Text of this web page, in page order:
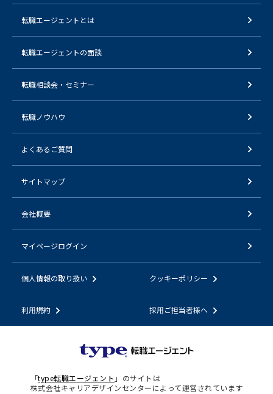
転職エージェントとは
転職エージェントの面談
転職相談会・セミナー
転職ノウハウ
よくあるご質問
サイトマップ
会社概要
マイページログイン
個人情報の取り扱い クッキーポリシー
利用規約 採用ご担当者様へ
「type転職エージェント 」のサイトは
株式会社キャリアデザインセンターによって運営されています